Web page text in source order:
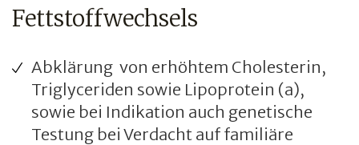
Fettstoffwechsels
Abklärung von erhöhtem Cholesterin,
Triglyceriden sowie Lipoprotein (a),
sowie bei Indikation auch genetische
Testung bei Verdacht auf familiäre